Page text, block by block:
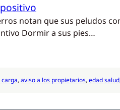
notan que sus peludos
Dormir a sus pies…
, aviso a los propietarios, edad salud